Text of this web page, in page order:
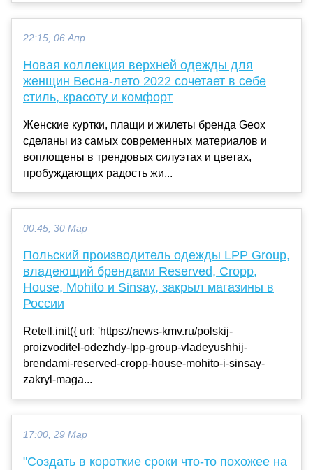
22:15, 06 Апр
Новая коллекция верхней одежды для
женщин Весна-лето 2022 сочетает в себе
стиль, красоту и комфорт
Женские куртки, плащи и жилеты бренда Geox
сделаны из самых современных материалов и
воплощены в трендовых силуэтах и цветах,
пробуждающих радость жи...
00:45, 30 Мар
Польский производитель одежды LPP Group,
владеющий брендами Reserved, Cropp,
House, Mohito и Sinsay, закрыл магазины в
России
Retell.init({ url: 'https://news-kmv.ru/polskij-
proizvoditel-odezhdy-lpp-group-vladeyushhij-
brendami-reserved-cropp-house-mohito-i-sinsay-
zakryl-maga...
17:00, 29 Мар
"Создать в короткие сроки что-то похожее на